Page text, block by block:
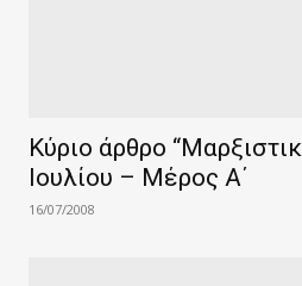
Κύριο άρθρο
Ιουλίου – Μέρος Α΄
16/07/2008